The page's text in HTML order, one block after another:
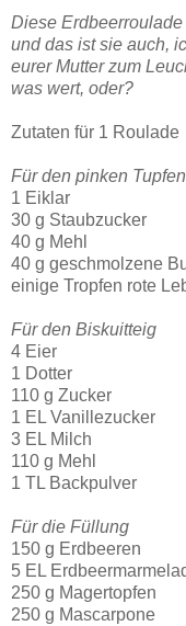
Diese
und das ist sie auch,
eurer Mutter zum
was wert, oder?
Zutaten für 1 Roulade
Für den pinken
1 Eiklar
30 g Staubzucker
40 g Mehl
40 g geschmolzene
einige Tropfen rote
Für den Biskuitteig
4 Eier
1 Dotter
110 g Zucker
1 EL Vanillezucker
3 EL Milch
110 g Mehl
1 TL Backpulver
Für die Füllung
150 g Erdbeeren
5 EL
250 g Magertopfen
250 g Mascarpone